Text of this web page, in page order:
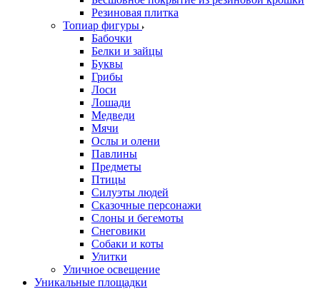
Резиновая плитка
Топиар фигуры
Бабочки
Белки и зайцы
Буквы
Грибы
Лоси
Лошади
Медведи
Мячи
Ослы и олени
Павлины
Предметы
Птицы
Силуэты людей
Сказочные персонажи
Слоны и бегемоты
Снеговики
Собаки и коты
Улитки
Уличное освещение
Уникальные площадки